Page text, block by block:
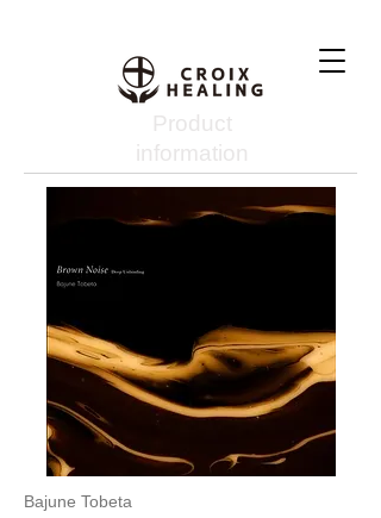
Product
information
Bajune Tobeta